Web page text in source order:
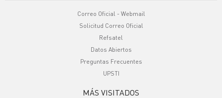
Correo Oficial - Webmail
Solicitud Correo Oficial
Refsatel
Datos Abiertos
Preguntas Frecuentes
UPSTI
MÁS VISITADOS